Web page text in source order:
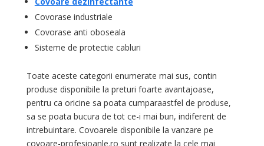
Covorase industriale
Covorase anti oboseala
Sisteme de protectie cabluri
Toate aceste categorii enumerate mai sus, contin
produse disponibile la preturi foarte avantajoase,
pentru ca oricine sa poata cumparaastfel de produse,
sa se poata bucura de tot ce-i mai bun, indiferent de
intrebuintare. Covoarele disponibile la vanzare pe
covoare-profesioanle.ro sunt realizate la cele mai